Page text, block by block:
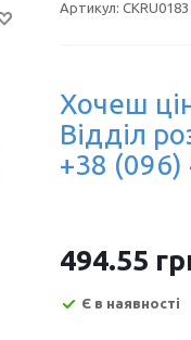
Артикул: CKRU0183
Хочеш
Відділ
+38 (096)
494.55
Є в наявності